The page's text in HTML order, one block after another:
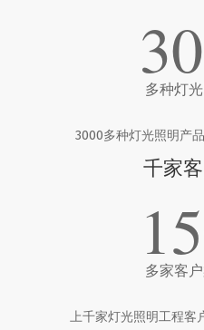
多种灯
3000多种灯光照明产
千家
多家客
上千家灯光照明工程客